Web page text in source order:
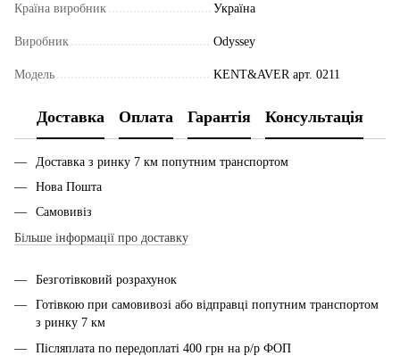
Країна виробник Україна
Виробник Odyssey
Модель KENT&AVER арт. 0211
Доставка Оплата Гарантія Консультація
Доставка з ринку 7 км попутним транспортом
Нова Пошта
Самовивіз
Більше інформації про доставку
Безготівковий розрахунок
Готівкою при самовивозі або відправці попутним транспортом
з ринку 7 км
Післяплата по передоплаті 400 грн на р/р ФОП